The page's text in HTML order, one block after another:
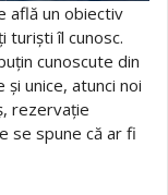
află un obiectiv
turiști îl cunosc.
cunoscute din
unice, atunci noi
rezervație
se spune că ar fi